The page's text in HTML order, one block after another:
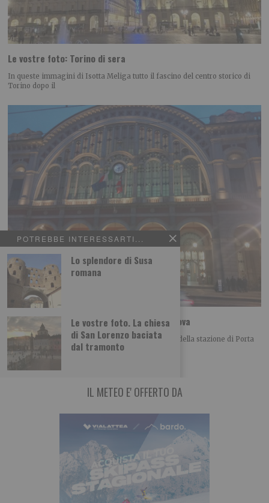
POTREBBE INTERESSARTI...
Lo splendore di Susa
romana
Le vostre foto. La chiesa
di San Lorenzo baciata
dal tramonto
Le vostre foto: Torino di sera
In queste immagini di Isotta Meliga tutto il fascino del centro storico di
Torino dopo il
Le foto dei lettori: la stazione di Porta Nuova
Luigi Gagliano ci propone questa bella immagine della stazione di Porta
Nuova a Torino Leggi qui
IL METEO E' OFFERTO DA